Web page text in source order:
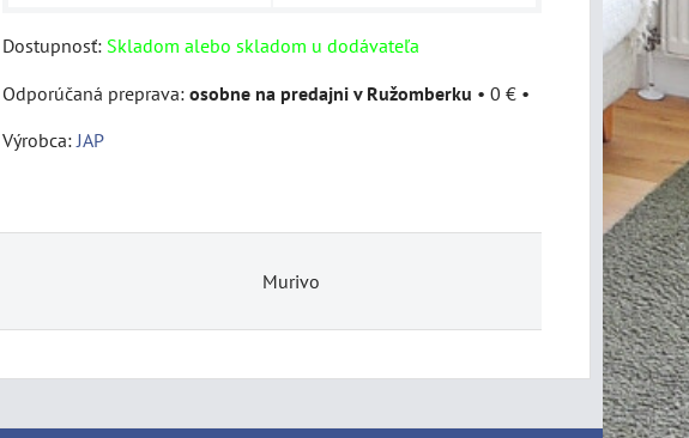
Dostupnosť: Skladom alebo skladom u dodávateľa
osobne na predajni v Ružomberku • 0 € •
Výrobca: JAP
Murivo